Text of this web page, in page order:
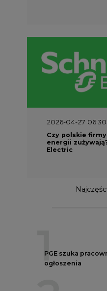
2026-04-27 06:30
Czy polskie
energii
Electric
1
PGE szuka
ogłoszenia